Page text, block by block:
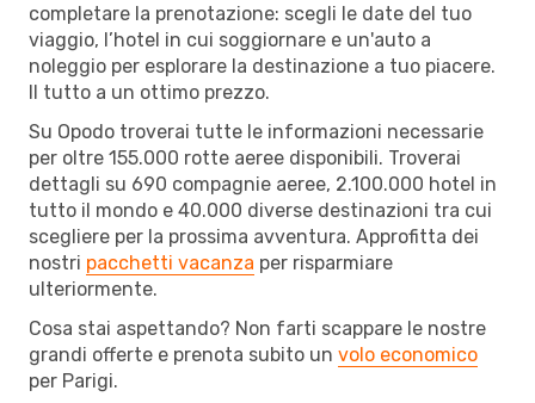
completare la prenotazione: scegli le date del tuo
viaggio, l’hotel in cui soggiornare e un'auto a
noleggio per esplorare la destinazione a tuo piacere.
Il tutto a un ottimo prezzo.
Su Opodo troverai tutte le informazioni necessarie
per oltre 155.000 rotte aeree disponibili. Troverai
dettagli su 690 compagnie aeree, 2.100.000 hotel in
tutto il mondo e 40.000 diverse destinazioni tra cui
scegliere per la prossima avventura. Approfitta dei
nostri pacchetti vacanza per risparmiare
ulteriormente.
Cosa stai aspettando? Non farti scappare le nostre
grandi offerte e prenota subito un volo economico
per Parigi.